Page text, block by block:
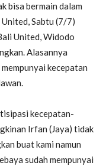
bisa bermain dalam
Sabtu (7/7)
United, Widodo
Alasannya
kecepatan
kecepatan-
Irfan (Jaya) tidak
buat kami namun
sudah mempunyai